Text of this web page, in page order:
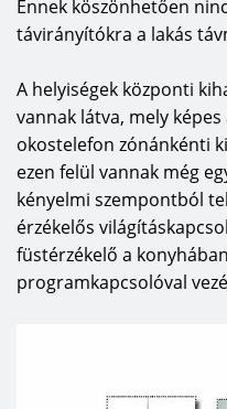
Ennek köszönhetően
távirányítókra a lakás
A helyiségek központi
vannak látva, mely
okostelefon zónánkénti
ezen felül vannak még
kényelmi szempontból
érzékelős
füstérzékelő a
programkapcsolóval